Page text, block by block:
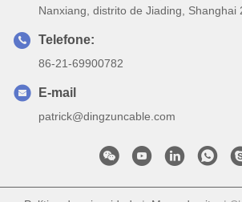
Nanxiang, distrito de Jiading, Shanghai
Telefone:
86-21-69900782
E-mail
patrick@dingzuncable.com